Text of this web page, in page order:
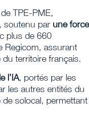
TPE-PME,
soutenu par une force
plus de 660
Regicom, assurant
du territoire français.
l’IA, portés par les
les autres entités du
solocal, permettant